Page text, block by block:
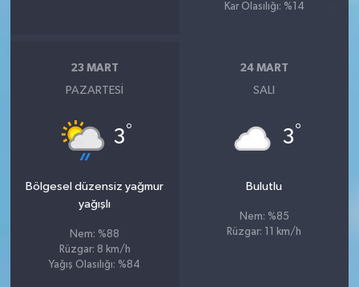
Kar Olasılığı: %14
23 MART
PAZARTESI
3°
Bölgesel düzensiz yağmur
yağışlı
Nem: %88
Rüzgar: 8 km/h
Yağış Olasılığı: %84
24 MART
SALI
3°
Bulutlu
Nem: %85
Rüzgar: 11 km/h